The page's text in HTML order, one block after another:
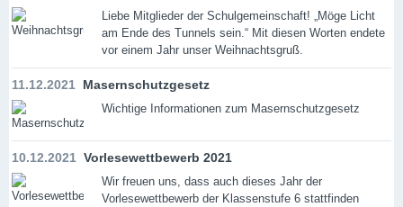
Liebe Mitglieder der Schulgemeinschaft! „Möge Licht
am Ende des Tunnels sein.“ Mit diesen Worten endete
vor einem Jahr unser Weihnachtsgruß.
11.12.2021 Masernschutzgesetz
Wichtige Informationen zum Masernschutzgesetz
10.12.2021 Vorlesewettbewerb 2021
Wir freuen uns, dass auch dieses Jahr der
Vorlesewettbewerb der Klassenstufe 6 stattfinden